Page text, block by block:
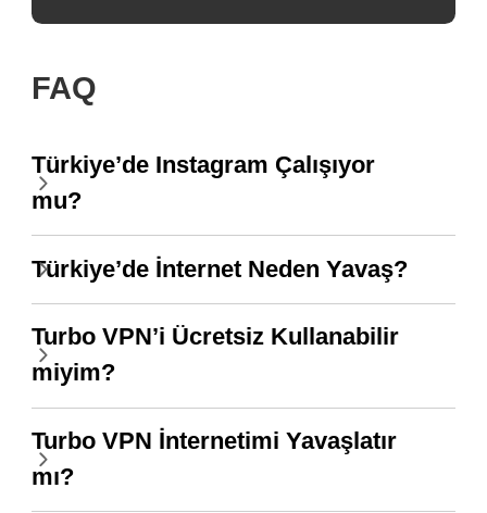
FAQ
Türkiye’de Instagram Çalışıyor
mu?
Türkiye’de İnternet Neden Yavaş?
Turbo VPN’i Ücretsiz Kullanabilir
miyim?
Turbo VPN İnternetimi Yavaşlatır
mı?